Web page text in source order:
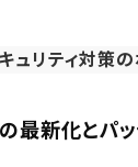
ュリティ対策の
最新化とパ